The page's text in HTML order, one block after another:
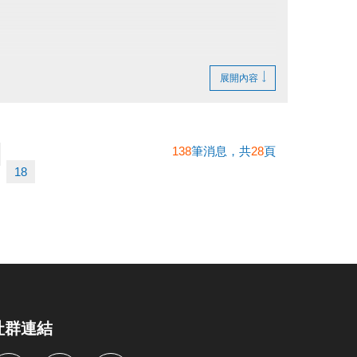
憑證及發票至本中心辦理退費。
展開內容
18
138筆消息，共28頁
群連結